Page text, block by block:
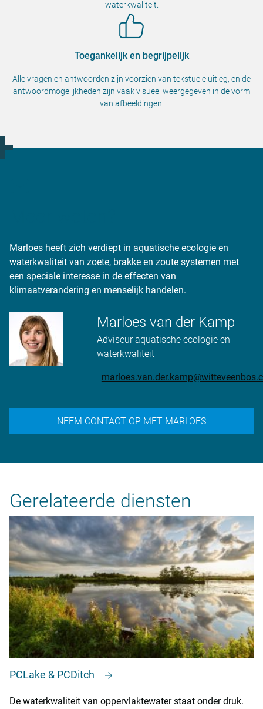
waterkwaliteit.
Toegankelijk en begrijpelijk
Alle vragen en antwoorden zijn voorzien van tekstuele uitleg, en de
antwoordmogelijkheden zijn vaak visueel weergegeven in de vorm
van afbeeldingen.
Marloes heeft zich verdiept in aquatische ecologie en
waterkwaliteit van zoete, brakke en zoute systemen met
een speciale interesse in de effecten van
klimaatverandering en menselijk handelen.
Marloes van der Kamp
Adviseur aquatische ecologie en
waterkwaliteit
NEEM CONTACT OP MET MARLOES
Gerelateerde diensten
PCLake & PCDitch
De waterkwaliteit van oppervlaktewater staat onder druk.